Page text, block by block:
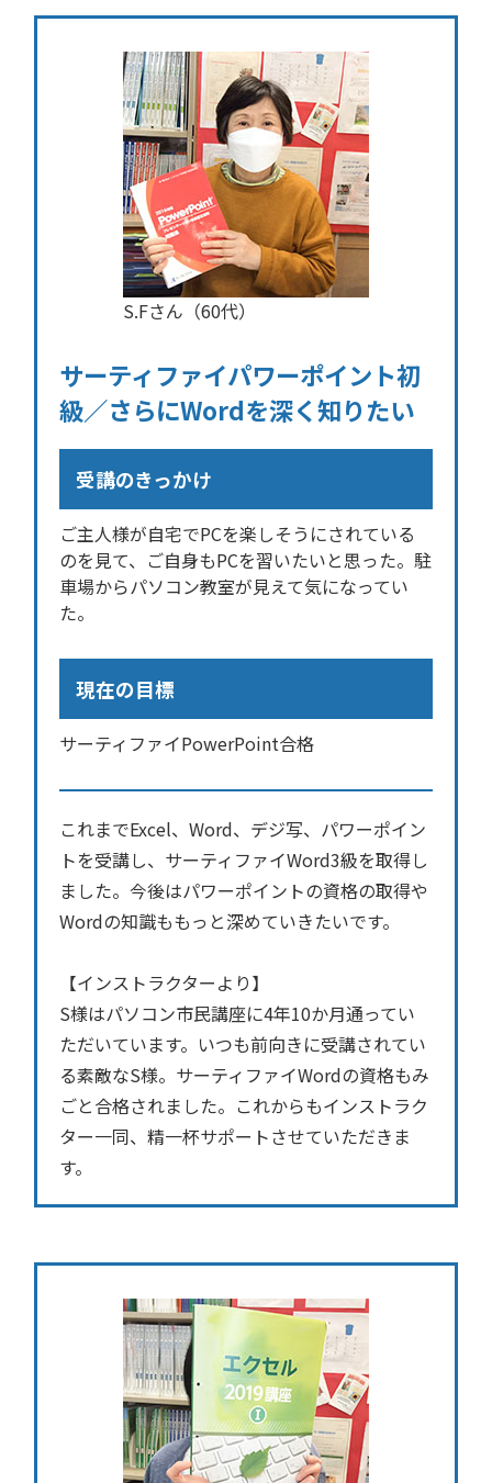
S.Fさん（60代）
サーティファイパワーポイント初
級／さらにWordを深く知りたい
受講のきっかけ
ご主人様が自宅でPCを楽しそうにされている
のを見て、ご自身もPCを習いたいと思った。駐
車場からパソコン教室が見えて気になってい
た。
現在の目標
サーティファイPowerPoint合格
これまでExcel、Word、デジ写、パワーポイン
トを受講し、サーティファイWord3級を取得し
ました。今後はパワーポイントの資格の取得や
Wordの知識ももっと深めていきたいです。
【インストラクターより】
S様はパソコン市民講座に4年10か月通ってい
ただいています。いつも前向きに受講されてい
る素敵なS様。サーティファイWordの資格もみ
ごと合格されました。これからもインストラク
ター一同、精一杯サポートさせていただきま
す。